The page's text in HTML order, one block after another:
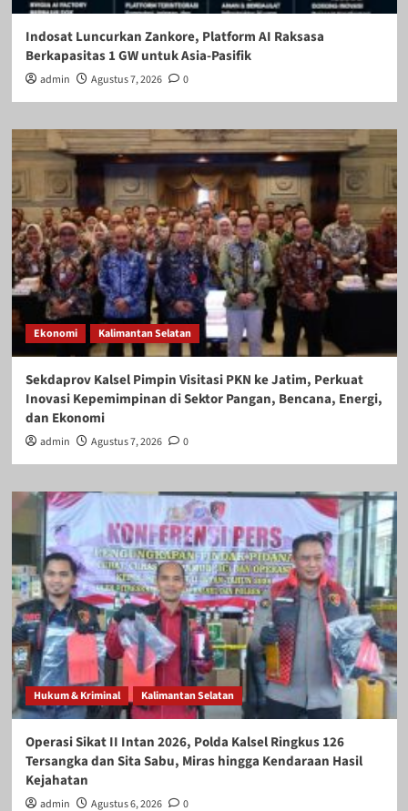
Indosat Luncurkan Zankore, Platform AI Raksasa
Berkapasitas 1 GW untuk Asia-Pasifik
admin Agustus 7, 2026 0
Ekonomi Kalimantan Selatan
Sekdaprov Kalsel Pimpin Visitasi PKN ke Jatim, Perkuat
Inovasi Kepemimpinan di Sektor Pangan, Bencana, Energi,
dan Ekonomi
admin Agustus 7, 2026 0
Hukum & Kriminal Kalimantan Selatan
Operasi Sikat II Intan 2026, Polda Kalsel Ringkus 126
Tersangka dan Sita Sabu, Miras hingga Kendaraan Hasil
Kejahatan
admin Agustus 6, 2026 0